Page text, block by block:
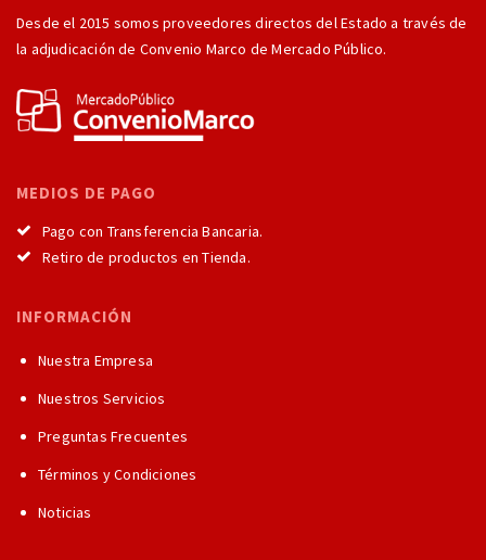
Desde el 2015 somos proveedores directos del Estado a través de
la adjudicación de Convenio Marco de Mercado Público.
MEDIOS DE PAGO
Pago con Transferencia Bancaria.
Retiro de productos en Tienda.
INFORMACIÓN
Nuestra Empresa
Nuestros Servicios
Preguntas Frecuentes
Términos y Condiciones
Noticias